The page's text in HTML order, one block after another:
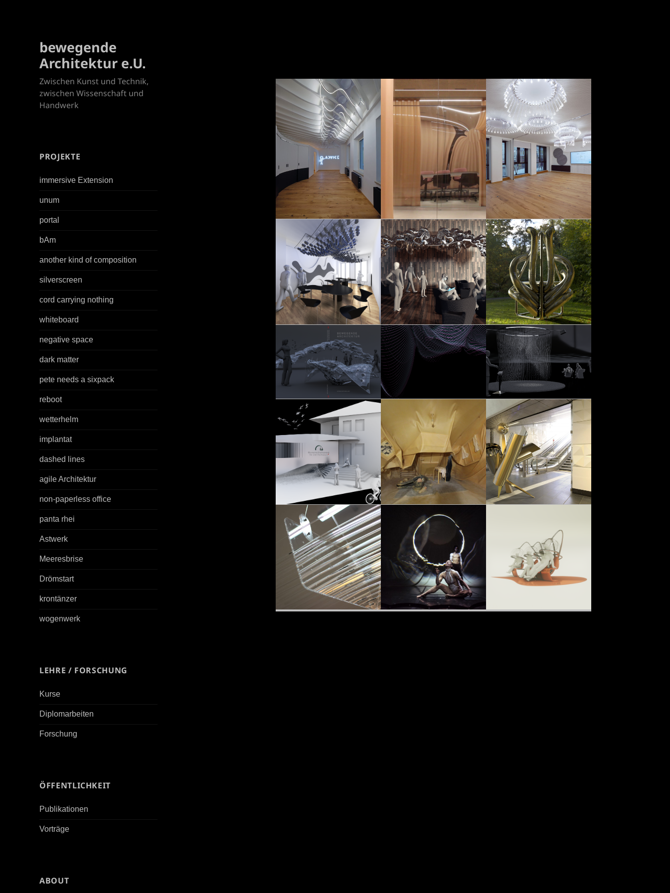
bewegende
Architektur e.U.
Zwischen Kunst und Technik,
zwischen Wissenschaft und
Handwerk
PROJEKTE
immersive Extension
unum
portal
bAm
another kind of composition
silverscreen
cord carrying nothing
whiteboard
negative space
dark matter
pete needs a sixpack
reboot
wetterhelm
implantat
dashed lines
agile Architektur
non-paperless office
panta rhei
Astwerk
Meeresbrise
Drömstart
krontänzer
wogenwerk
LEHRE / FORSCHUNG
Kurse
Diplomarbeiten
Forschung
ÖFFENTLICHKEIT
Publikationen
Vorträge
ABOUT